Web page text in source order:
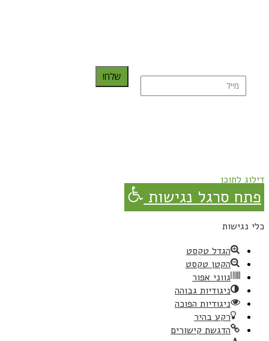
שלח!
דילוג לתוכן
פתח סרגל נגישות
כלי נגישות
הגדל טקסט
הקטן טקסט
גווני אפור
ניגודיות גבוהה
ניגודיות הפוכה
רקע בהיר
הדגשת קישורים